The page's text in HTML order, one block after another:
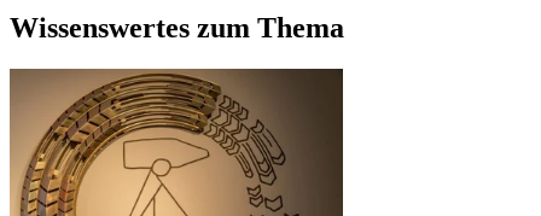
Wissenswertes zum Thema